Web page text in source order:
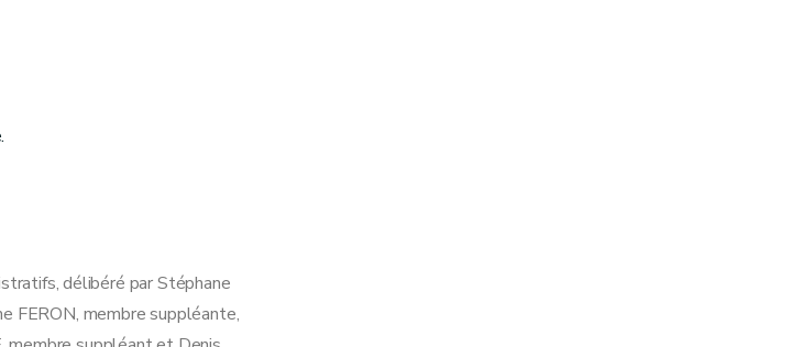
délibéré par Stéphane
FERON, membre suppléante,